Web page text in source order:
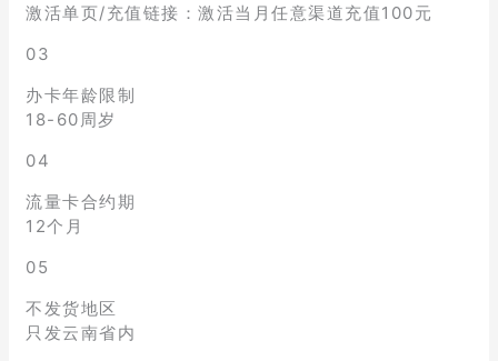
激活单页/充值链接：激活当月任意渠道充值100元
03
办卡年龄限制
18-60周岁
04
流量卡合约期
12个月
05
不发货地区
只发云南省内